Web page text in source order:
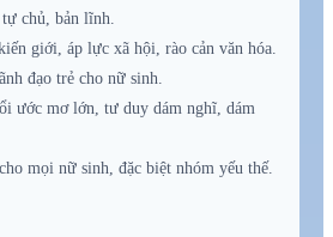
chủ, bản lĩnh.
giới, áp lực xã hội, rào cản văn hóa.
đạo trẻ cho nữ sinh.
ước mơ lớn, tư duy dám nghĩ, dám
mọi nữ sinh, đặc biệt nhóm yếu thế.